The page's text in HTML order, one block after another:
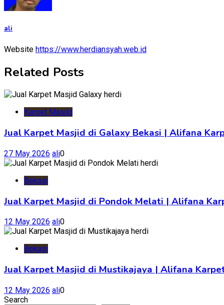
ali
Website https://www.herdiansyah.web.id
Related Posts
Karpet Masjid
Jual Karpet Masjid di Galaxy Bekasi | Alifana
27 May 2026 ali0
Bekasi
Jual Karpet Masjid di Pondok Melati | Alifana
12 May 2026 ali0
Bekasi
Jual Karpet Masjid di Mustikajaya | Alifana
12 May 2026 ali0
Search